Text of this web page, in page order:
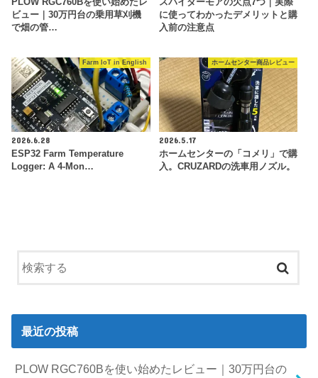
PLOW RGC760Bを使い始めたレ
ビュー｜30万円台の乗用草刈機
で畑の管…
スパイダーモアの欠点7つ｜実際
に使ってわかったデメリットと購
入前の注意点
Farm IoT in English
2026.6.28
ESP32 Farm Temperature
Logger: A 4-Mon…
ホームセンター商品レビュー
2026.5.17
ホームセンターの「コメリ」で購
入。CRUZARDの洗車用ノズル。
最近の投稿
PLOW RGC760Bを使い始めたレビュー｜30万円台の